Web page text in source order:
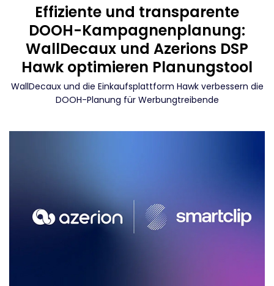
Effiziente und transparente
DOOH-Kampagnenplanung:
WallDecaux und Azerions DSP
Hawk optimieren Planungstool
WallDecaux und die Einkaufsplattform Hawk verbessern die
DOOH-Planung für Werbungtreibende